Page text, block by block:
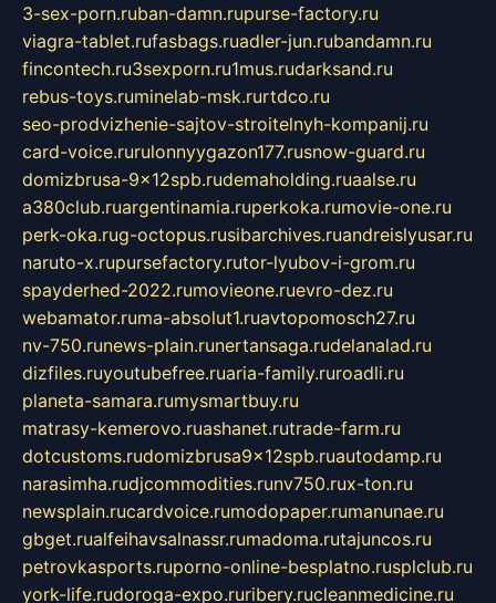
3-sex-porn.ruban-damn.rupurse-factory.ru
viagra-tablet.rufasbags.ruadler-jun.rubandamn.ru
fincontech.ru3sexporn.ru1mus.rudarksand.ru
rebus-toys.ruminelab-msk.rurtdco.ru
seo-prodvizhenie-sajtov-stroitelnyh-kompanij.ru
card-voice.rurulonnyygazon177.rusnow-guard.ru
domizbrusa-9x12spb.rudemaholding.ruaalse.ru
a380club.ruargentinamia.ruperkoka.rumovie-one.ru
perk-oka.rug-octopus.rusibarchives.ruandreislyusar.ru
naruto-x.rupursefactory.rutor-lyubov-i-grom.ru
spayderhed-2022.rumovieone.ruevro-dez.ru
webamator.ruma-absolut1.ruavtopomosch27.ru
nv-750.runews-plain.runertansaga.rudelanalad.ru
dizfiles.ruyoutubefree.ruaria-family.ruroadli.ru
planeta-samara.rumysmartbuy.ru
matrasy-kemerovo.ruashanet.rutrade-farm.ru
dotcustoms.rudomizbrusa9x12spb.ruautodamp.ru
narasimha.rudjcommodities.runv750.rux-ton.ru
newsplain.rucardvoice.rumodopaper.rumanunae.ru
gbget.rualfeihavsalnassr.rumadoma.rutajuncos.ru
petrovkasports.ruporno-online-besplatno.rusplclub.ru
york-life.rudoroga-expo.ruribery.rucleanmedicine.ru